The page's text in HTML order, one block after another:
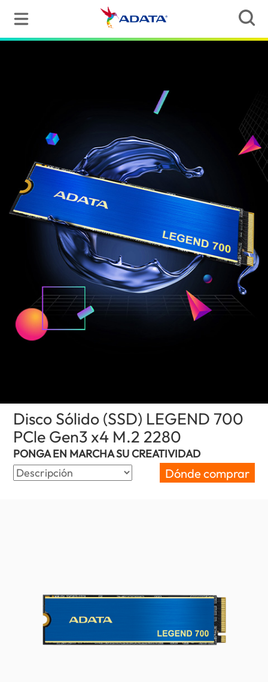
Disco Sólido (SSD) LEGEND 700
PCle Gen3 x4 M.2 2280
PONGA EN MARCHA SU CREATIVIDAD
Dónde comprar